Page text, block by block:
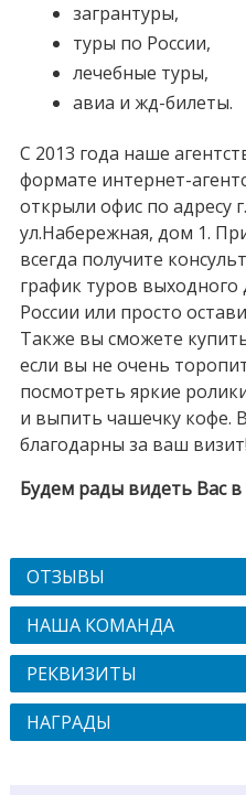
загрантуры,
туры по России,
лечебные туры,
авиа и жд-билеты.
С 2013 года наше
формате интернет-
открыли офис по адресу
ул.Набережная, дом 1.
всегда получите
график туров выходного
России или просто
Также вы сможете
если вы не очень
посмотреть яркие
и выпить чашечку кофе.
благодарны за ваш визит!
Будем рады видеть Вас
ОТЗЫВЫ
НАША КОМАНДА
РЕКВИЗИТЫ
НАГРАДЫ